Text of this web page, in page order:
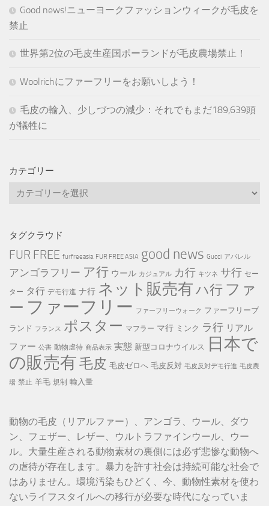
Good news!ニューヨークファッションウィークが毛皮を
禁止
世界第2位の毛皮生産国ポーランドが毛皮農場禁止！
Woolrichにファーフリーをお願いしよう！
毛皮の輸入、少しづつの減少：それでもまだ189,639頭
が犠牲に
カテゴリー
カ
リ
ー
タグクラウド
FUR FREE furfreeasia FUR FREE ASIA good news Gucci アパレル
アンゴラフリー ア行 ウール カジュアル カ行 キツネ サ行 セー
ター タ行 デモ行進 ナ行 ネット販売有ハ行 ファ
ー ファーフリー ファーフリーウォーク ファーフリーブ
ランド フランス ポスター マフラー マ行 ミンク ラ行 リアル
ファー 公害 動物虐待 商品表示 実態 新型コロナウイルス
日本で
の販売有毛皮 毛皮ゼロへ 毛皮反対 毛皮反対デモ行進 毛皮農
場 禁止 羊毛 規制 輸入量
動物の毛皮（リアルファー）、アンゴラ、ウール、ダウ
ン、フェザー、レザー、ウルトラファインウール、ウー
ル。大量生産される動物素材の裏側には必ず悲惨な動物へ
の虐待が存在します。暴力を許す社会は持続可能な社会で
はありません。環境汚染もひどく、今、動物性素材を使わ
ないライフスタイルへの移行が必要な時代になっていま